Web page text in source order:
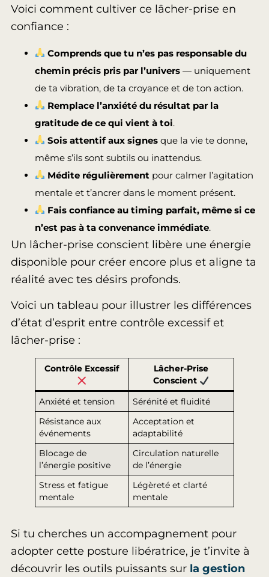
Voici comment cultiver ce lâcher-prise en
confiance :
Comprends que tu n’es pas responsable du
chemin précis pris par l’univers— uniquement
de ta vibration, de ta croyance et de ton action.
Remplace l’anxiété du résultat par la
gratitude de ce qui vient à toi.
Sois attentif aux signesque la vie te donne,
même s’ils sont subtils ou inattendus.
Médite régulièrement pour calmer l’agitation
mentale et t’ancrer dans le moment présent.
Fais confiance au timing parfait, même si ce
n’est pas à ta convenance immédiate.
Un lâcher-prise conscient libère une énergie
disponible pour créer encore plus et aligne ta
réalité avec tes désirs profonds.
Voici un tableau pour illustrer les différences
d’état d’esprit entre contrôle excessif et
lâcher-prise :
Contrôle Excessif
Lâcher-Prise
Conscient
Anxiété et tension Sérénité et fluidité
Résistance aux
événements
Acceptation et
adaptabilité
Blocage de
l’énergie positive
Circulation naturelle
de l’énergie
Stress et fatigue
mentale
Légèreté et clarté
mentale
Si tu cherches un accompagnement pour
adopter cette posture libératrice, je t’invite à
découvrir les outils puissants sur la gestion